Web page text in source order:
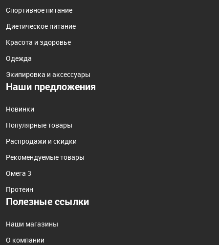
Спортивное питание
Диетическое питание
Красота и здоровье
Одежда
Экипировка и аксессуары
Наши предложения
Новинки
Популярные товары
Распродажи и скидки
Рекомендуемые товары
Омега 3
Протеин
Полезные ссылки
Наши магазины
О компании